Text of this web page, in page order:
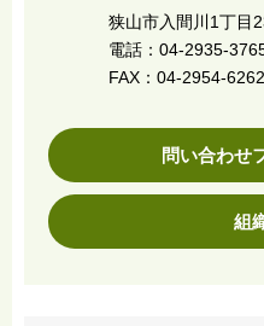
狭山市入間川1丁目
電話：04-2935-
FAX：04-2954-6262
問い合わせ
組